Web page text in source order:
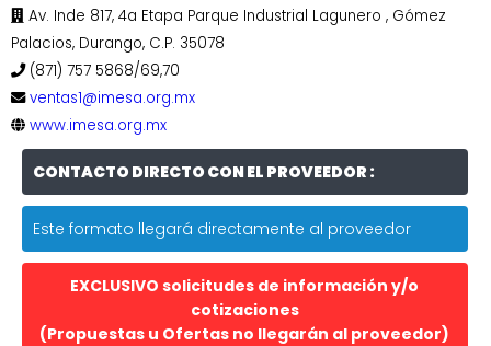
Av. Inde 817, 4a Etapa Parque Industrial Lagunero , Gómez
Palacios, Durango, C.P. 35078
(871) 757 5868/69,70
ventas1@imesa.org.mx
www.imesa.org.mx
CONTACTO DIRECTO CON EL PROVEEDOR :
Este formato llegará directamente al proveedor
EXCLUSIVO solicitudes de información y/o
cotizaciones
(Propuestas u Ofertas no llegarán al proveedor)